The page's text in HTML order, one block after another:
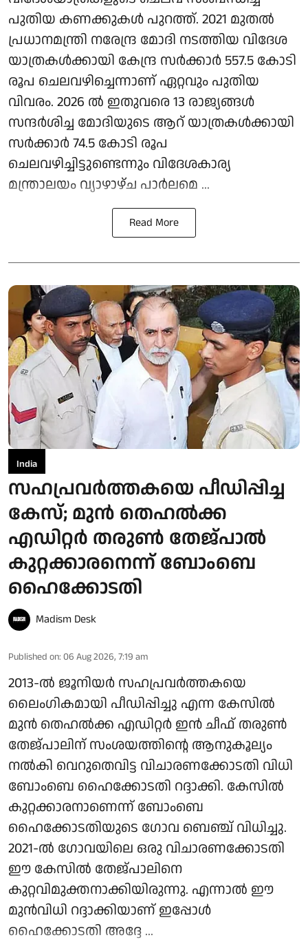
പുതിയ കണക്കുകള്‍ പുറത്ത്. 2021 മുതല്‍
പ്രധാനമന്ത്രി നരേന്ദ്ര മോദി നടത്തിയ വിദേശ
യാത്രകള്‍ക്കായി കേന്ദ്ര സര്‍ക്കാര്‍ 557.5 കോടി
രൂപ ചെലവഴിച്ചെന്നാണ് ഏറ്റവും പുതിയ
വിവരം. 2026 ല്‍ ഇതുവരെ 13 രാജ്യങ്ങള്‍
സന്ദര്‍ശിച്ച മോദിയുടെ ആറ് യാത്രകള്‍ക്കായി
സര്‍ക്കാര്‍ 74.5 കോടി രൂപ
ചെലവഴിച്ചിട്ടുണ്ടെന്നും വിദേശകാര്യ
മന്ത്രാലയം വ്യാഴാഴ്ച പാര്‍ലമെ ...
Read More
India
സഹപ്രവർത്തകയെ പീഡിപ്പിച്ച
കേസ്; മുൻ തെഹൽക്ക
എഡിറ്റർ തരുൺ തേജ്പാൽ
കുറ്റക്കാരനെന്ന് ബോംബെ
ഹൈക്കോടതി
Madism Desk
Published on: 06 Aug 2026, 7:19 am
2013-ൽ ജൂനിയർ സഹപ്രവർത്തകയെ
ലൈംഗികമായി പീഡിപ്പിച്ചു എന്ന കേസിൽ
മുൻ തെഹൽക്ക എഡിറ്റർ ഇൻ ചീഫ് തരുൺ
തേജ്പാലിന് സംശയത്തിന്റെ ആനുകൂല്യം
നൽകി വെറുതെവിട്ട വിചാരണക്കോടതി വിധി
ബോംബെ ഹൈക്കോടതി റദ്ദാക്കി. കേസിൽ
കുറ്റക്കാരനാണെന്ന് ബോംബെ
ഹൈക്കോടതിയുടെ ഗോവ ബെഞ്ച് വിധിച്ചു.
2021-ൽ ഗോവയിലെ ഒരു വിചാരണക്കോടതി
ഈ കേസിൽ തേജ്പാലിനെ
കുറ്റവിമുക്തനാക്കിയിരുന്നു. എന്നാൽ ഈ
മുൻവിധി റദ്ദാക്കിയാണ് ഇപ്പോൾ
ഹൈക്കോടതി അദ്ദേ ...